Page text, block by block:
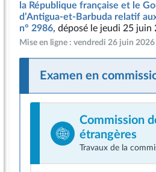
la République française et le
d’Antigua-et-Barbuda relatif
n° 2986, déposé le jeudi 25 juin
Mise en ligne : vendredi 26 juin
Examen en
Commission
étrangères
Travaux de la